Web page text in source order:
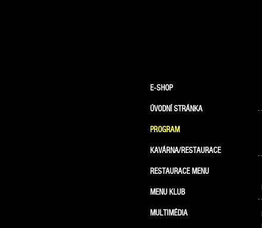
E-SHOP
ÚVODNÍ STRÁNKA
PROGRAM
KAVÁRNA/RESTAURACE
RESTAURACE MENU
MENU KLUB
MULTIMÉDIA